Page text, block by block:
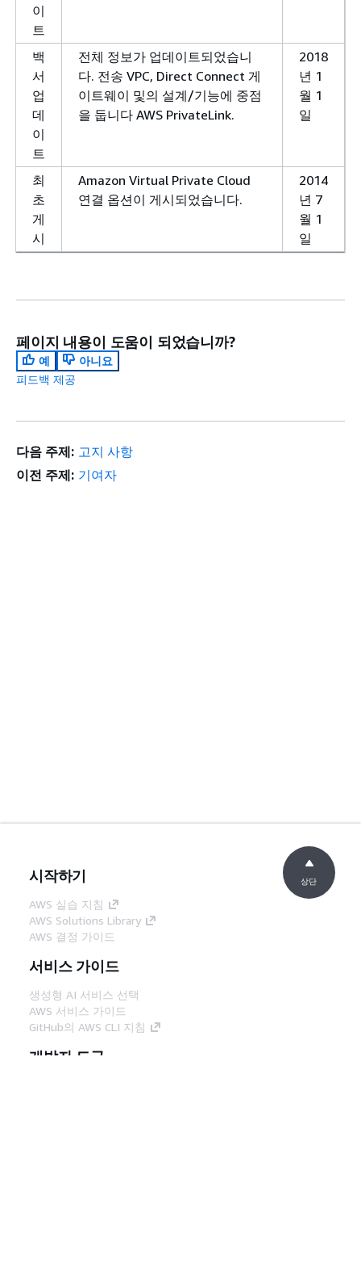
이
트
백
서
업
데
이
트
전체 정보가 업데이트되었습니
다. 전송 VPC, Direct Connect 게
이트웨이 및의 설계/기능에 중점
을 둡니다 AWS PrivateLink.
2018
년 1
월 1
일
최
초
게
시
Amazon Virtual Private Cloud
연결 옵션이 게시되었습니다.
2014
년 7
월 1
일
페이지 내용이 도움이 되었습니까?
예
아니요
피드백 제공
다음 주제: 고지 사항
이전 주제: 기여자
시작하기
AWS 실습 지침
AWS Solutions Library
AWS 결정 가이드
서비스 가이드
생성형 AI 서비스 선택
AWS 서비스 가이드
GitHub의 AWS CLI 지침
개발자 도구
상단